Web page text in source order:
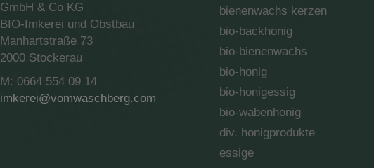
GmbH & Co KG
BIO-Imkerei und Obstbau
Manhartstraße 73
2000 Stockerau
M: 0664 554 09 14
imkerei@vomwaschberg.com
bienenwachs kerzen
bio-backhonig
bio-bienenwachs
bio-honig
bio-honigessig
bio-wabenhonig
div. honigprodukte
essige